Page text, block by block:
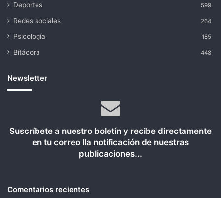
Deportes 599
Redes sociales 264
Psicología 185
Bitácora 448
Newsletter
Suscríbete a nuestro boletín y recibe directamente
en tu correo lla notificación de nuestras
publicaciones...
Comentarios recientes